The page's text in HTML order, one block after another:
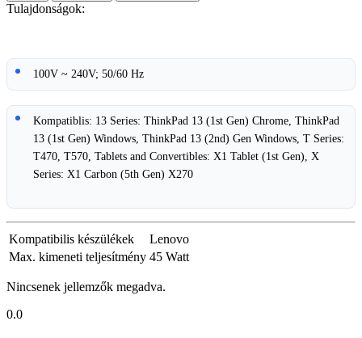
Tulajdonságok:
100V ~ 240V; 50/60 Hz
Kompatiblis: 13 Series: ThinkPad 13 (1st Gen) Chrome, ThinkPad
13 (1st Gen) Windows, ThinkPad 13 (2nd) Gen Windows, T Series:
T470, T570, Tablets and Convertibles: X1 Tablet (1st Gen), X
Series: X1 Carbon (5th Gen) X270
Kompatibilis készülékek
Lenovo
Max. kimeneti teljesítmény 45 Watt
Nincsenek jellemzők megadva.
0.0